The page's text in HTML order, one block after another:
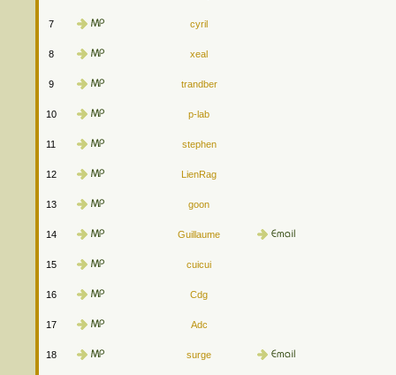
7 cyril
8 xeal
9 trandber
10 p-lab
11 stephen
12 LienRag
13 goon
14 Guillaume
15 cuicui
16 Cdg
17 Adc
18 surge